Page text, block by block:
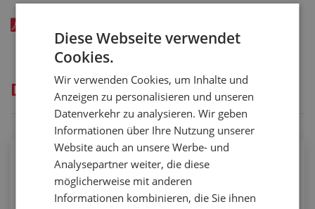
00156xxx
Dienstleistungen
Konfektionierung von Schläuchen mit
Schellen
Diese Webseite verwendet
Cookies.
Wir verwenden Cookies, um Inhalte und
Anzeigen zu personalisieren und unseren
Datenverkehr zu analysieren. Wir geben
Informationen über Ihre Nutzung unserer
Website auch an unsere Werbe- und
Analysepartner weiter, die diese
möglicherweise mit anderen
Informationen kombinieren, die Sie ihnen